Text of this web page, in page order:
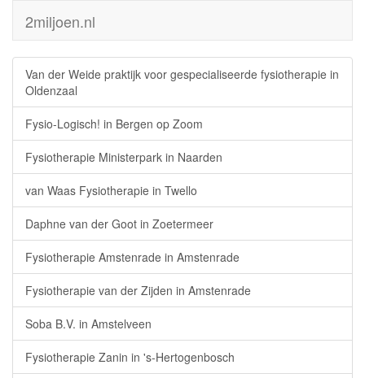
2miljoen.nl
Van der Weide praktijk voor gespecialiseerde fysiotherapie in
Oldenzaal
Fysio-Logisch! in Bergen op Zoom
Fysiotherapie Ministerpark in Naarden
van Waas Fysiotherapie in Twello
Daphne van der Goot in Zoetermeer
Fysiotherapie Amstenrade in Amstenrade
Fysiotherapie van der Zijden in Amstenrade
Soba B.V. in Amstelveen
Fysiotherapie Zanin in 's-Hertogenbosch